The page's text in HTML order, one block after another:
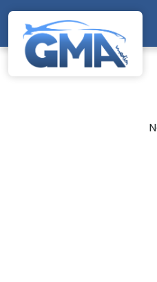
Mergi direct la conținutul